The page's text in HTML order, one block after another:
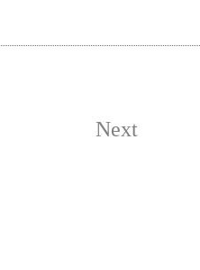
Next